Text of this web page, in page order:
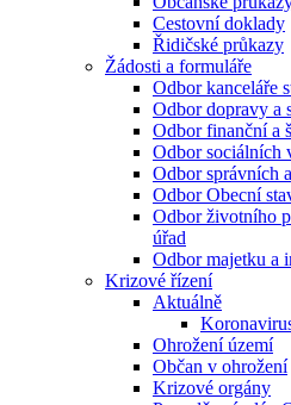
Cestovní doklady
Řidičské průkazy
Žádosti a formuláře
Odbor kanceláře
Odbor dopravy a
Odbor finanční a
Odbor sociálních
Odbor správních
Odbor Obecní
Odbor životního
úřad
Odbor majetku a
Krizové řízení
Aktuálně
Ohrožení území
Občan v ohrožení
Krizové orgány